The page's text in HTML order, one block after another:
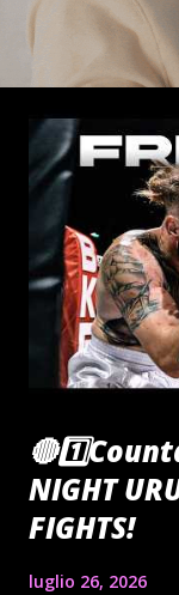
NIGHT
FIGHTS!
luglio 26, 2026